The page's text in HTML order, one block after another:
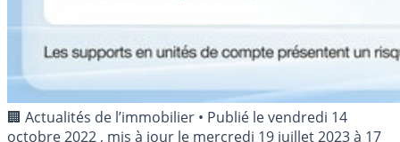
🏢 Actualités de l’immobilier • Publié levendredi 14
octobre 2022 , mis à jour le mercredi 19 juillet 2023 à 17